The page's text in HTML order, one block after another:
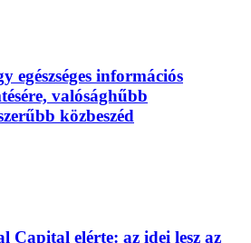
egészséges információs
valósághűbb
közbeszéd
Capital elérte: az idei lesz az